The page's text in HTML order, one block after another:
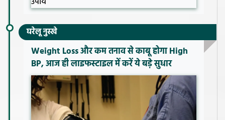
घरेलू नुस्खे
Weight Loss और कम तनाव से काबू होगा High
BP, आज ही लाइफस्टाइल में करें ये बड़े सुधार